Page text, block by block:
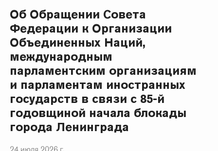
Об Обращении Совета
Федерации к Организации
Объединенных Наций,
международным
парламентским организациям
и парламентам иностранных
государств в связи с 85-й
годовщиной начала блокады
города Ленинграда